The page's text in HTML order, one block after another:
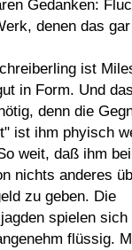
Gedanken:
denen das
ist
in Form. Und
denn die
ist ihm phyisch
weit, daß ihm
nichts anderes
zu geben. Die
spielen
flüssig.